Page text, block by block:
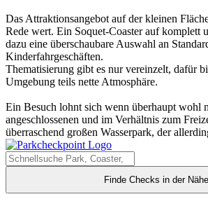
Das Attraktionsangebot auf der kleinen
Rede wert. Ein Soquet-Coaster auf komplett
dazu eine überschaubare Auswahl an
Kinderfahrgeschäften.
Thematisierung gibt es nur vereinzelt, dafür
Umgebung teils nette Atmosphäre.
Ein Besuch lohnt sich wenn überhaupt wohl
angeschlossenen und im Verhältnis zum
überraschend großen Wasserpark, der
Finde Checks in der Nähe